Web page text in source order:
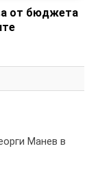
от бюджета
Манев в